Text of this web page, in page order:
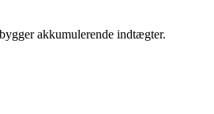
akkumulerende indtægter.